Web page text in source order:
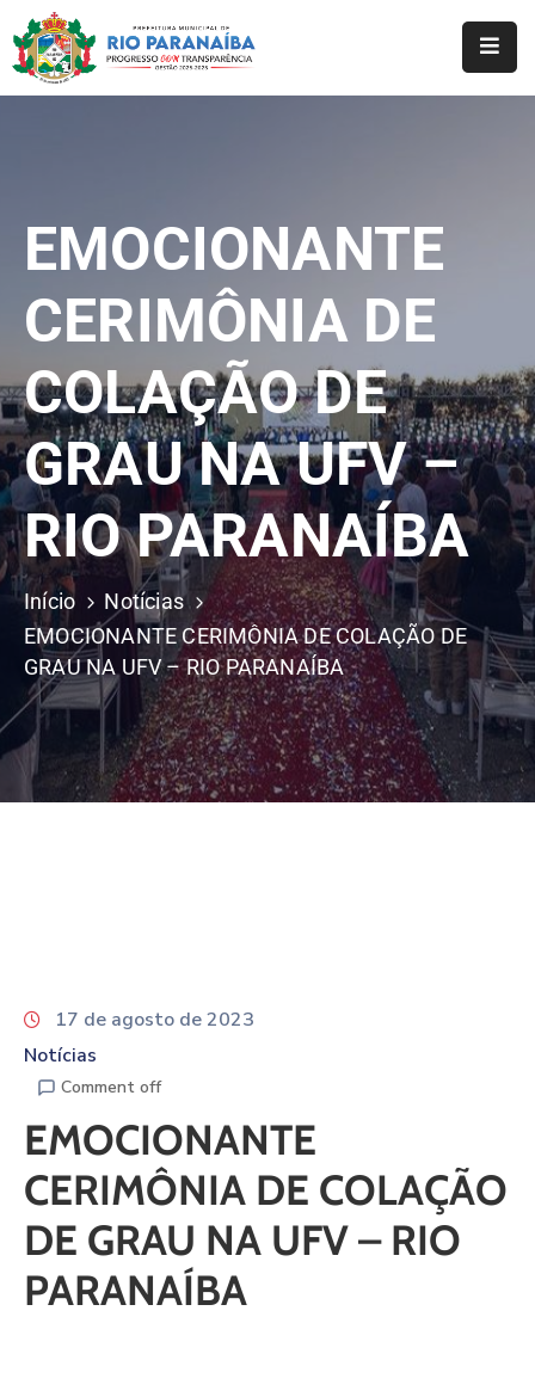
Prefeitura
Notícias
Serviços
Transparência
Webmail
EMOCIONANTE
CERIMÔNIA DE
COLAÇÃO DE
GRAU NA UFV –
RIO PARANAÍBA
Início
Notícias
EMOCIONANTE CERIMÔNIA DE COLAÇÃO DE
GRAU NA UFV – RIO PARANAÍBA
17 de agosto de 2023
Notícias
Comment off
EMOCIONANTE
CERIMÔNIA DE COLAÇÃO
DE GRAU NA UFV – RIO
PARANAÍBA